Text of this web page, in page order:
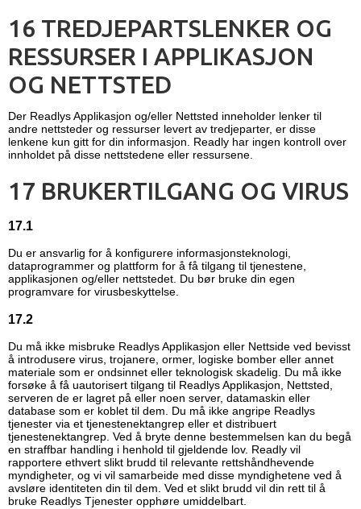
16 TREDJEPARTSLENKER OG
RESSURSER I APPLIKASJON
OG NETTSTED
Der Readlys Applikasjon og/eller Nettsted inneholder lenker til
andre nettsteder og ressurser levert av tredjeparter, er disse
lenkene kun gitt for din informasjon. Readly har ingen kontroll over
innholdet på disse nettstedene eller ressursene.
17 BRUKERTILGANG OG VIRUS
17.1
Du er ansvarlig for å konfigurere informasjonsteknologi,
dataprogrammer og plattform for å få tilgang til tjenestene,
applikasjonen og/eller nettstedet. Du bør bruke din egen
programvare for virusbeskyttelse.
17.2
Du må ikke misbruke Readlys Applikasjon eller Nettside ved bevisst
å introdusere virus, trojanere, ormer, logiske bomber eller annet
materiale som er ondsinnet eller teknologisk skadelig. Du må ikke
forsøke å få uautorisert tilgang til Readlys Applikasjon, Nettsted,
serveren de er lagret på eller noen server, datamaskin eller
database som er koblet til dem. Du må ikke angripe Readlys
tjenester via et tjenestenektangrep eller et distribuert
tjenestenektangrep. Ved å bryte denne bestemmelsen kan du begå
en straffbar handling i henhold til gjeldende lov. Readly vil
rapportere ethvert slikt brudd til relevante rettshåndhevende
myndigheter, og vi vil samarbeide med disse myndighetene ved å
avsløre identiteten din til dem. Ved et slikt brudd vil din rett til å
bruke Readlys Tjenester opphøre umiddelbart.